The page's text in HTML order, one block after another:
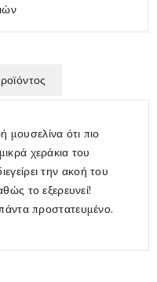
ότι πιο
χεράκια του
την ακοή του
το εξερευνεί!
προστατευμένο.